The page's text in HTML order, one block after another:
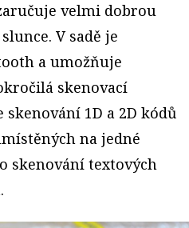
velmi dobrou
V sadě je
a umožňuje
skenovací
1D a 2D kódů
na jedné
skenování textových